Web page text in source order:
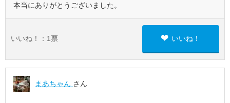
本当にありがとうございました。
いいね！： 1 票 いいね！
まあちゃん さん